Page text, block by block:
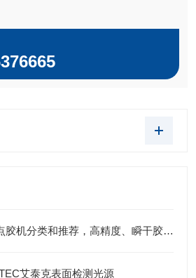
武藏（MUSASHI）点胶机分类和推荐，高精度、瞬干胶、便携式、全自动及涂布
艾泰克表面检测光源